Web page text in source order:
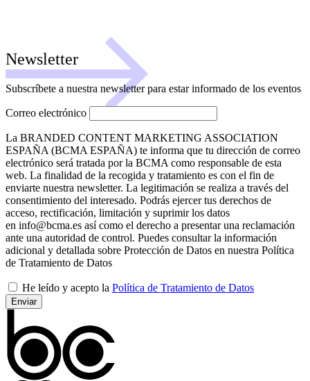
Newsletter
Subscríbete a nuestra newsletter para estar informado de los eventos
Correo electrónico
La BRANDED CONTENT MARKETING ASSOCIATION
ESPAÑA (BCMA ESPAÑA) te informa que tu dirección de correo
electrónico será tratada por la BCMA como responsable de esta
web. La finalidad de la recogida y tratamiento es con el fin de
enviarte nuestra newsletter. La legitimación se realiza a través del
consentimiento del interesado. Podrás ejercer tus derechos de
acceso, rectificación, limitación y suprimir los datos
en info@bcma.es así como el derecho a presentar una reclamación
ante una autoridad de control. Puedes consultar la información
adicional y detallada sobre Protección de Datos en nuestra Política
de Tratamiento de Datos
He leído y acepto la Política de Tratamiento de Datos